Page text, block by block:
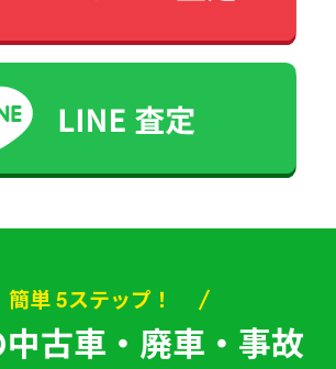
簡単 5ステップ！
古車・廃車・事故